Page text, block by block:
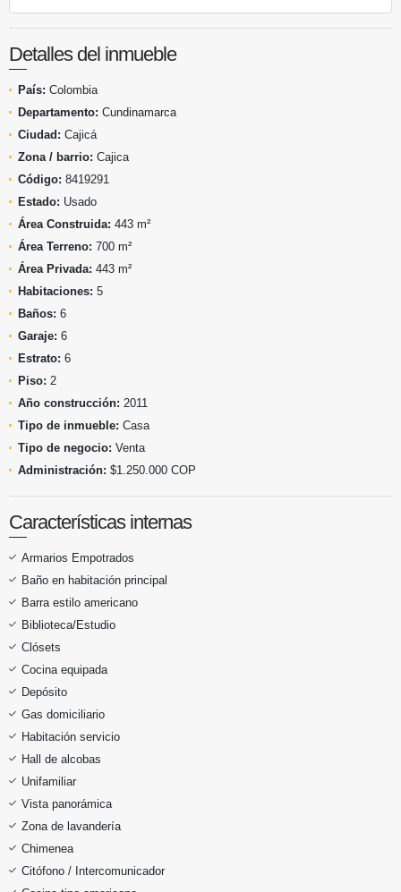
Detalles del inmueble
País: Colombia
Departamento: Cundinamarca
Ciudad: Cajicá
Zona / barrio: Cajica
Código: 8419291
Estado: Usado
Área Construida: 443 m²
Área Terreno: 700 m²
Área Privada: 443 m²
Habitaciones: 5
Baños: 6
Garaje: 6
Estrato: 6
Piso: 2
Año construcción: 2011
Tipo de inmueble: Casa
Tipo de negocio: Venta
Administración: $1.250.000 COP
Características internas
Armarios Empotrados
Baño en habitación principal
Barra estilo americano
Biblioteca/Estudio
Clósets
Cocina equipada
Depósito
Gas domiciliario
Habitación servicio
Hall de alcobas
Unifamiliar
Vista panorámica
Zona de lavandería
Chimenea
Citófono / Intercomunicador